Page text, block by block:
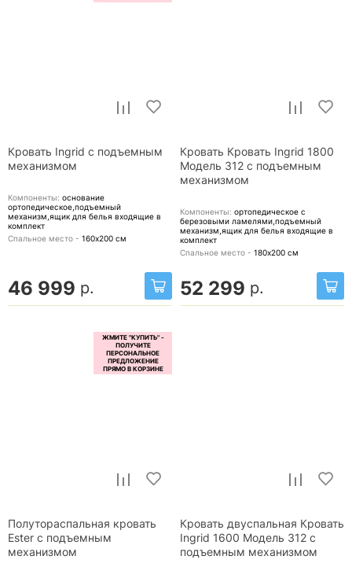
Кровать Ingrid с подъемным
механизмом
Компоненты: основание
ортопедическое,подъемный
механизм,ящик для белья входящие в
комплект
Спальное место - 160х200 см
46 999 р.
Кровать Кровать Ingrid 1800
Модель 312 с подъемным
механизмом
Компоненты: ортопедическое с
березовыми ламелями,подъемный
механизм,ящик для белья входящие в
комплект
Спальное место - 180х200 см
52 299 р.
Полутораспальная кровать
Ester с подъемным
механизмом
Кровать двуспальная Кровать
Ingrid 1600 Модель 312 с
подъемным механизмом